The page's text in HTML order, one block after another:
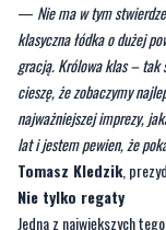
— Nie ma w tym
klasyczna łódka o dużej
gracją. Królowa klas – tak
cieszę, że zobaczymy
najważniejszej imprezy,
lat i jestem pewien, że
Tomasz Kledzik,
Nie tylko regaty
Jedna z największych